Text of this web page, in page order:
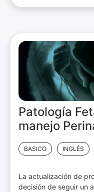
Patología
manejo
BASICO INGLÉS
La actualización de
decisión de seguir un